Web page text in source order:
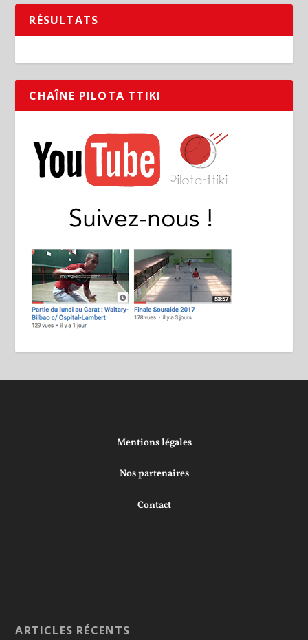
RÉSULTATS
CHAÎNE PILOTA TTIKI
Mentions légales
Nos partenaires
Contact
ARTICLES RÉCENTS